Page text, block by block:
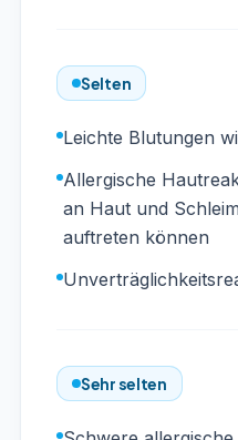
Selten
Leichte Blutungen
Allergische
an Haut und
auftreten können
Sehr selten